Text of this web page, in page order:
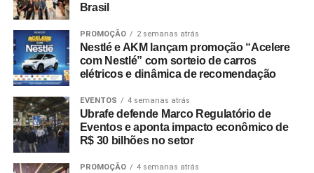
abraçar todas essas oportunidades que a diversidade no
quadro de liderança proporciona?
apresentado no best-seller
livro que já foi traduzido para mais de 30 idiomas e é uma
das ferramentas mais usadas do mundo.
Com uma referência tão consolidada globalmente, não
fazia sentido desenvolver outra do zero. Decidimos então
hackeara ferramenta e acelerar um
com a proposta de tornar osnegócios lucrativos e
regenerativos ao mesmo tempo.
Quadrantes do Canvas e Economia Regenerativa
Brasil
PROMOÇÃO 2 semanas atrás
Nestlé e AKM lançam promoção “Acelere
com Nestlé” com sorteio de carros
elétricos e dinâmica de recomendação
EVENTOS 4 semanas atrás
Ubrafe defende Marco Regulatório de
Eventos e aponta impacto econômico de
R$ 30 bilhões no setor
PROMOÇÃO 4 semanas atrás